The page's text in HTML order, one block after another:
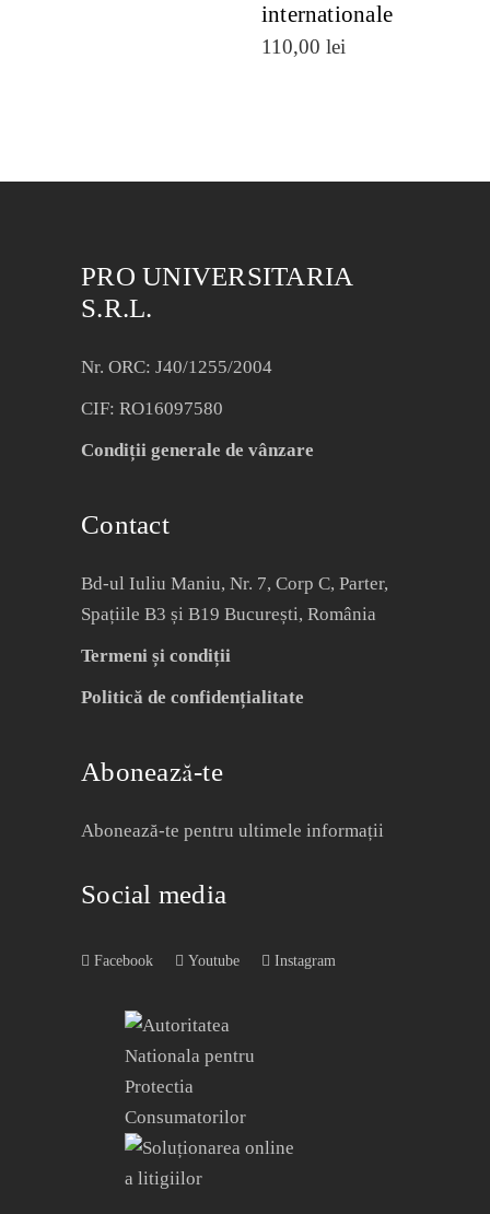
internationale
110,00 lei
PRO UNIVERSITARIA
S.R.L.
Nr. ORC: J40/1255/2004
CIF: RO16097580
Condiții generale de vânzare
Contact
Bd-ul Iuliu Maniu, Nr. 7, Corp C, Parter,
Spațiile B3 și B19 București, România
Termeni și condiții
Politică de confidențialitate
Abonează-te
Abonează-te pentru ultimele informații
Social media
Facebook Youtube Instagram